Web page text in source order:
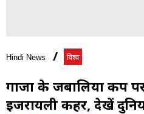
Hindi News विश्व
गाजा के जबालिया कैंप
इजरायली कहर, देखें